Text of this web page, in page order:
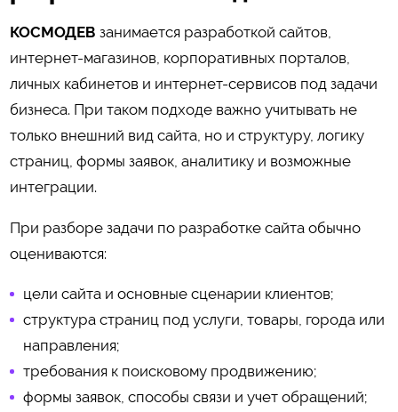
КОСМОДЕВ занимается разработкой сайтов,
интернет-магазинов, корпоративных порталов,
личных кабинетов и интернет-сервисов под задачи
бизнеса. При таком подходе важно учитывать не
только внешний вид сайта, но и структуру, логику
страниц, формы заявок, аналитику и возможные
интеграции.
При разборе задачи по разработке сайта обычно
оцениваются:
цели сайта и основные сценарии клиентов;
структура страниц под услуги, товары, города или
направления;
требования к поисковому продвижению;
формы заявок, способы связи и учет обращений;